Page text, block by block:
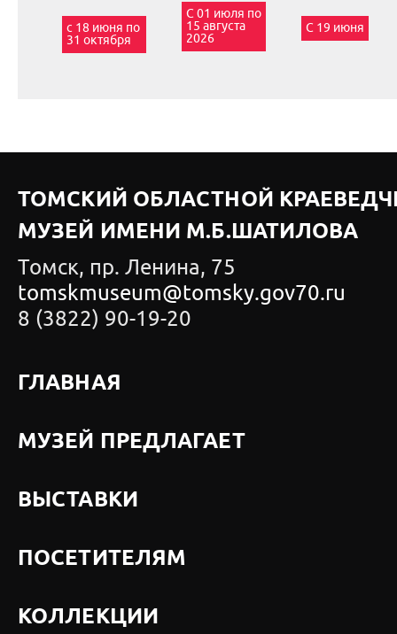
с 18 июня по
31 октября
С 01 июля по
15 августа
2026
С 19 июня
ТОМСКИЙ ОБЛАСТНОЙ
МУЗЕЙ ИМЕНИ М.Б.ШАТИЛОВА
Томск, пр. Ленина, 75
tomskmuseum@tomsky.gov70.ru
8 (3822) 90-19-20
ГЛАВНАЯ
МУЗЕЙ ПРЕДЛАГАЕТ
ВЫСТАВКИ
ПОСЕТИТЕЛЯМ
КОЛЛЕКЦИИ